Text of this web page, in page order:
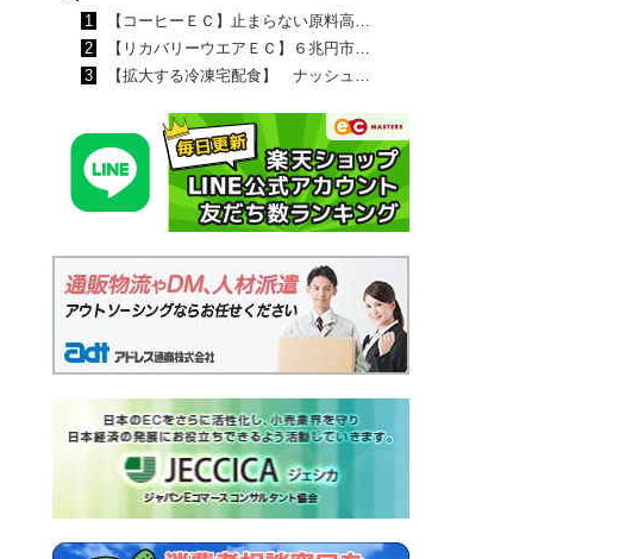
1
【コーヒーＥＣ】止まらない原料高…
2
【リカバリーウエアＥＣ】６兆円市…
3
【拡大する冷凍宅配食】 ナッシュ…